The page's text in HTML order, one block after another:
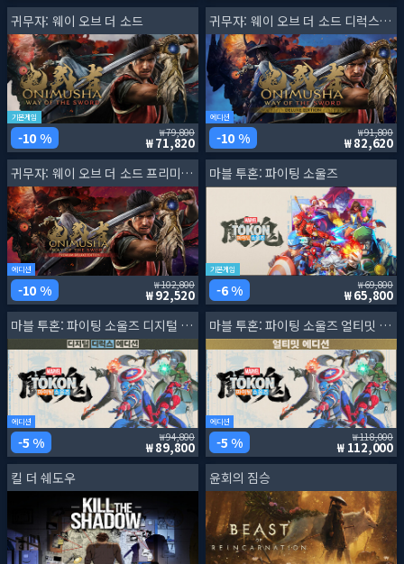
귀무자: 웨이 오브 더 소드
기본게임
10 % 79,800
71,820
귀무자: 웨이 오브 더 소드 디럭스 에디션
에디션
10 % 91,800
82,620
귀무자: 웨이 오브 더 소드 프리미엄 디럭스 에디션
에디션
10 % 102,800
92,520
마블 투혼: 파이팅 소울즈
기본게임
6 % 69,800
65,800
마블 투혼: 파이팅 소울즈 디지털 디럭스 에디션
에디션
5 % 94,800
89,800
마블 투혼: 파이팅 소울즈 얼티밋 에디션
에디션
5 % 118,000
112,000
킬 더 쉐도우 윤회의 짐승